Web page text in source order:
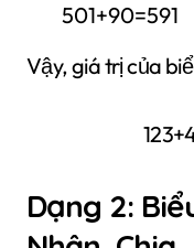
501+90=591
Vậy, giá trị của
Dạng 2: